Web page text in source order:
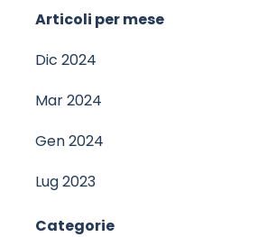
Salta blocco Articoli per mese
Articoli per mese
Dic 2024
Mar 2024
Gen 2024
Lug 2023
Salta blocco Categorie
Categorie